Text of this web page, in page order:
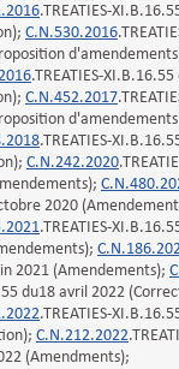
.TREATIES-
C.N.530.2016
.TREATIES-
C.N.452.2017
.TREATIES-
C.N.242.2020
2020
.TREATIES-
2021 (Amendements);
du18 avril 2022
.TREATIES-
C.N.212.2022
(Amendments);